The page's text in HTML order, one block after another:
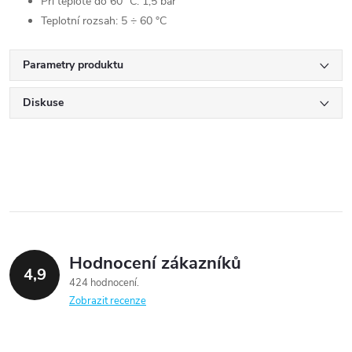
Teplotní rozsah: 5 ÷ 60 °C
Parametry produktu
Diskuse
4,9 Hodnocení zákazníků
424 hodnocení
Zobrazit recenze